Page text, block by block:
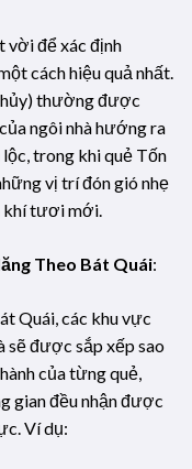
vời để xác định
cách hiệu quả nhất.
thường được
ngôi nhà hướng ra
trong khi quẻ Tốn
vị trí đón gió nhẹ
khí tươi mới.
Theo Bát Quái:
Quái, các khu vực
sẽ được sắp xếp sao
của từng quẻ,
gian đều nhận được
Ví dụ: